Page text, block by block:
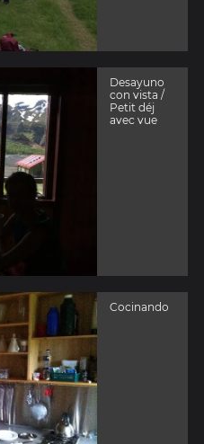
Desayuno
con vista /
Petit déj
avec vue
Cocinando